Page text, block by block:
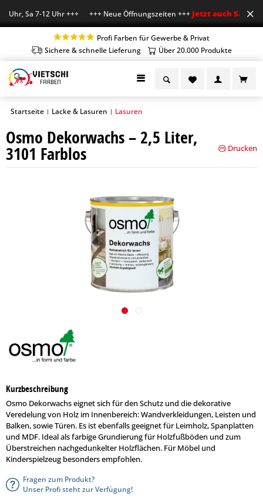
Uhr, Sa 7-12 Uhr +++ +++ Neue Öffnungszeiten +++Jetzt auch Sa
Profi Farben für Gewerbe & Privat
Sichere & schnelle Lieferung
Über 20.000 Produkte
Startseite | Lacke & Lasuren | Lasuren
Osmo Dekorwachs – 2,5 Liter,
3101 Farblos Drucken
Kurzbeschreibung
Osmo Dekorwachs eignet sich für den Schutz und die dekorative
Veredelung von Holz im Innenbereich: Wandverkleidungen, Leisten und
Balken, sowie Türen. Es ist ebenfalls geeignet für Leimholz, Spanplatten
und MDF. Ideal als farbige Grundierung für Holzfußböden und zum
Überstreichen nachgedunkelter Holzflächen. Für Möbel und
Kinderspielzeug besonders empfohlen.
Fragen zum Produkt?
Unser Profi steht zur Verfügung!